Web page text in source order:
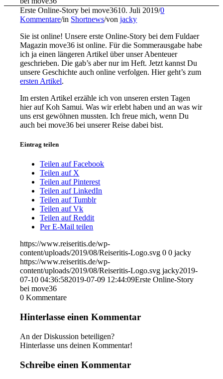
Erste Online-Story bei move3610. Juli 2019/0
Kommentare/in Shortnews/vonjacky
Sie ist online! Unsere erste Online-Story bei dem Fuldaer
Magazin move36 ist online. Für die Sommerausgabe habe
ich ja einen längeren Artikelüber unser Abenteuer
geschrieben. Die gab’s aber nur im Heft. Jetzt kannst Du
unsere Geschichte auch online verfolgen. Hier geht’s zum
ersten Artikel.
Im ersten Artikel erzähle ich von unseren ersten Tagen
hier auf Koh Samui. Was wir erlebt haben und an was wir
uns erst gewöhnen mussten. Ich freue mich, wenn Du
auch bei move36 bei unserer Reise dabei bist.
Eintrag teilen
Teilen auf Facebook
Teilen auf X
Teilen auf Pinterest
Teilen auf LinkedIn
Teilen auf Tumblr
Teilen auf Vk
Teilen auf Reddit
Per E-Mail teilen
https://www.reiseritis.de/wp-
content/uploads/2019/08/Reiseritis-Logo.svg 0 0 jacky
https://www.reiseritis.de/wp-
content/uploads/2019/08/Reiseritis-Logo.svg jacky2019-
07-10 04:36:582019-07-09 12:44:09Erste Online-Story
bei move36
0 Kommentare
Hinterlasse einen Kommentar
An der Diskussion beteiligen?
Hinterlasse uns deinen Kommentar!
Schreibe einen Kommentar